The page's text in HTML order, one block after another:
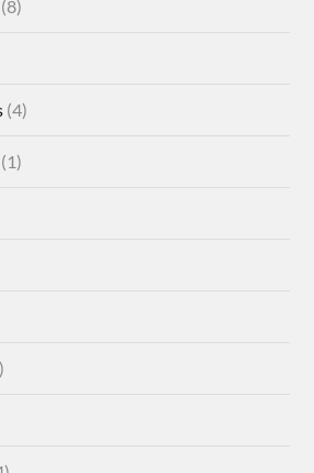
(8)
(4)
(1)